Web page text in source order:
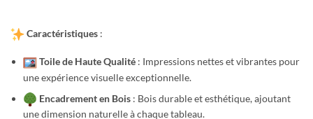
Caractéristiques :
Toile de Haute Qualité : Impressions nettes et vibrantes pour
une expérience visuelle exceptionnelle.
Encadrement en Bois : Bois durable et esthétique, ajoutant
une dimension naturelle à chaque tableau.